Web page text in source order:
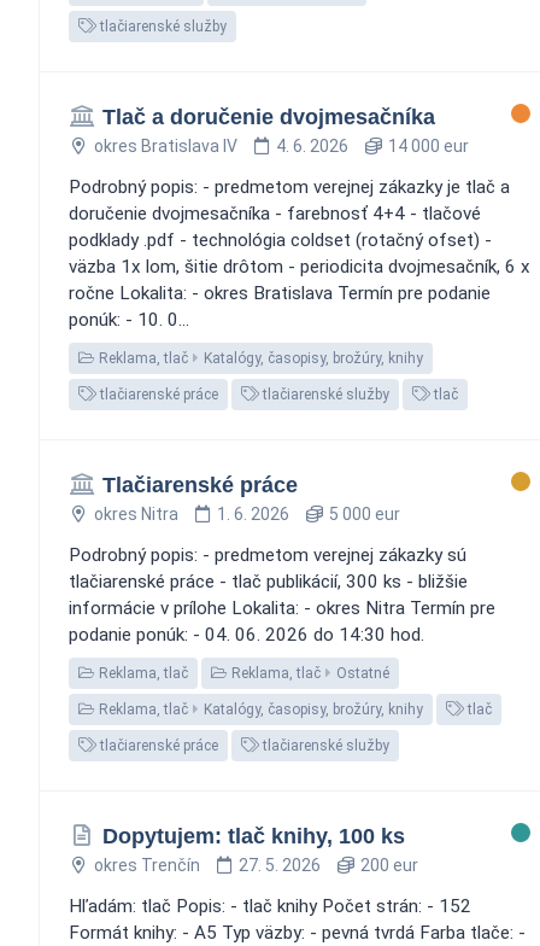
tlačiarenské služby
Tlač a doručenie dvojmesačníka
okres Bratislava IV 4. 6. 2026 14 000 eur
Podrobný popis: - predmetom verejnej zákazky je tlač a
doručenie dvojmesačníka - farebnosť 4+4 - tlačové
podklady .pdf - technológia coldset (rotačný ofset) -
väzba 1x lom, šitie drôtom - periodicita dvojmesačník, 6 x
ročne Lokalita: - okres Bratislava Termín pre podanie
ponúk: - 10. 0...
Reklama, tlač Katalógy, časopisy, brožúry, knihy
tlačiarenské práce tlačiarenské služby tlač
Tlačiarenské práce
okres Nitra 1. 6. 2026 5 000 eur
Podrobný popis: - predmetom verejnej zákazky sú
tlačiarenské práce - tlač publikácií, 300 ks - bližšie
informácie v prílohe Lokalita: - okres Nitra Termín pre
podanie ponúk: - 04. 06. 2026 do 14:30 hod.
Reklama, tlač Reklama, tlač Ostatné
Reklama, tlač Katalógy, časopisy, brožúry, knihy tlač
tlačiarenské práce tlačiarenské služby
Dopytujem: tlač knihy, 100 ks
okres Trenčín 27. 5. 2026 200 eur
Hľadám: tlač Popis: - tlač knihy Počet strán: - 152
Formát knihy: - A5 Typ väzby: - pevná tvrdá Farba tlače: -